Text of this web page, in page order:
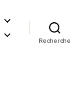
Recherche